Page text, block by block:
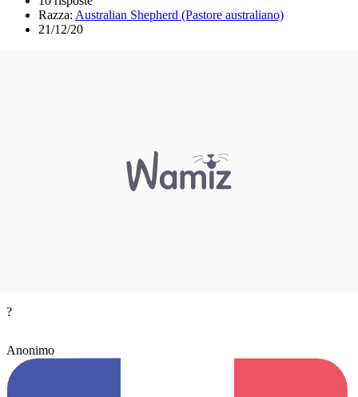
Razza: Australian Shepherd (Pastore australiano)
21/12/20
?
Anonimo